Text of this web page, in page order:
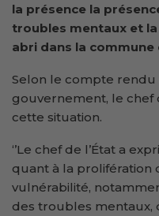
la présence la
troubles mentaux et
abri dans la commune
Selon le compte
gouvernement, le chef
cette situation.
‘’Le chef de l’État a
quant à la prolifération
vulnérabilité,
des troubles mentaux,